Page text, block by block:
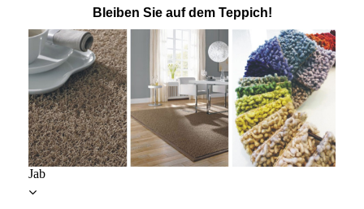
Bleiben Sie auf dem Teppich!
Jab